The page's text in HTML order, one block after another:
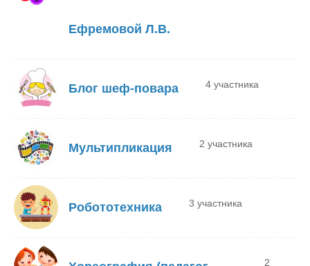
Ефремовой Л.В.
Блог шеф-повара 4 участника
Мультипликация 2 участника
Робототехника 3 участника
2